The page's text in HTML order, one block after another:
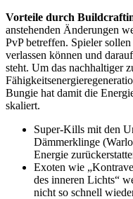
Vorteile durch
anstehenden Änderungen
PvP betreffen. Spieler
verlassen können und
steht. Um das nachhaltiger
Bungie hat damit die
skaliert.
Super-Kills mit den
Dämmerklinge
Energie
Exoten wie
des inneren Lichts“
nicht so schnell